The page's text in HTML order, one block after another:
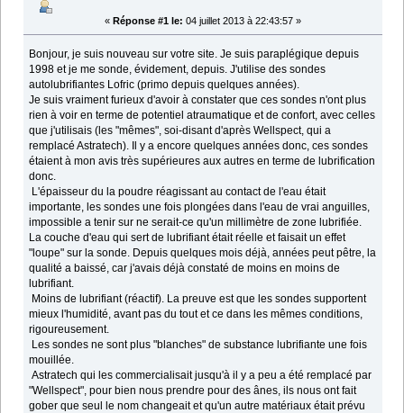
« Réponse #1 le: 04 juillet 2013 à 22:43:57 »
Bonjour, je suis nouveau sur votre site. Je suis paraplégique depuis
1998 et je me sonde, évidement, depuis. J'utilise des sondes
autolubrifiantes Lofric (primo depuis quelques années).
Je suis vraiment furieux d'avoir à constater que ces sondes n'ont plus
rien à voir en terme de potentiel atraumatique et de confort, avec celles
que j'utilisais (les "mêmes", soi-disant d'après Wellspect, qui a
remplacé Astratech). Il y a encore quelques années donc, ces sondes
étaient à mon avis très supérieures aux autres en terme de lubrification
donc.
L'épaisseur du la poudre réagissant au contact de l'eau était
importante, les sondes une fois plongées dans l'eau de vrai anguilles,
impossible a tenir sur ne serait-ce qu'un millimètre de zone lubrifiée.
La couche d'eau qui sert de lubrifiant était réelle et faisait un effet
"loupe" sur la sonde. Depuis quelques mois déjà, années peut pêtre, la
qualité a baissé, car j'avais déjà constaté de moins en moins de
lubrifiant.
Moins de lubrifiant (réactif). La preuve est que les sondes supportent
mieux l'humidité, avant pas du tout et ce dans les mêmes conditions,
rigoureusement.
Les sondes ne sont plus "blanches" de substance lubrifiante une fois
mouillée.
Astratech qui les commercialisait jusqu'à il y a peu a été remplacé par
"Wellspect", pour bien nous prendre pour des ânes, ils nous ont fait
gober que seul le nom changeait et qu'un autre matériaux était prévu